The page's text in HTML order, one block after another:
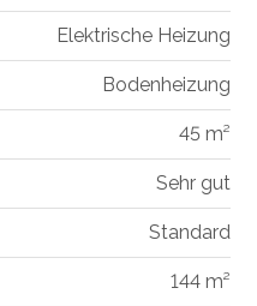
Elektrische Heizung
Bodenheizung
45 m²
Sehr gut
Standard
144 m²